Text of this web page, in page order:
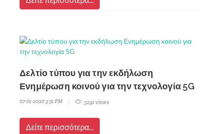
Δελτίο τύπου για την εκδήλωση
Ενημέρωση κοινού για την τεχνολογία 5G
07-01-2020 3:51 PM 5291 views
Δείτε περισσότερα...